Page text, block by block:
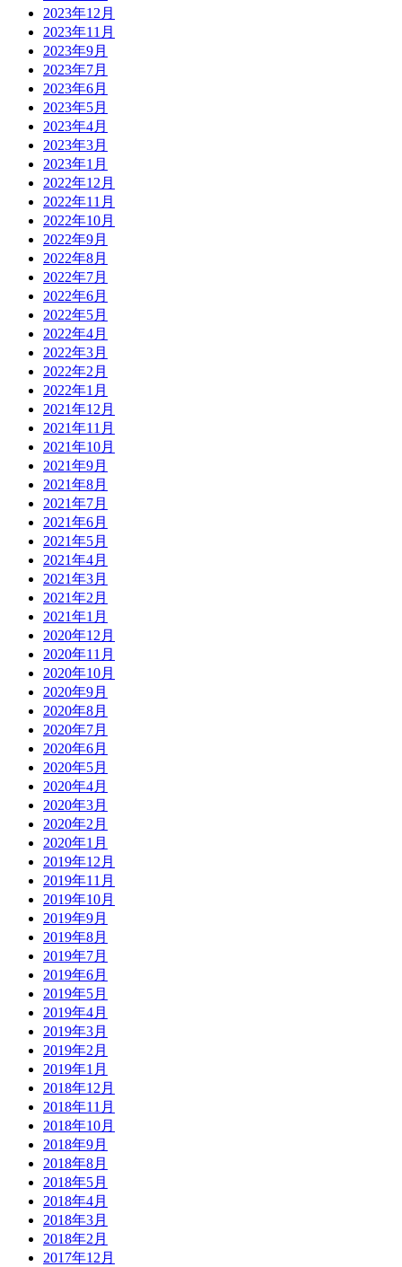
2023年12月
2023年11月
2023年9月
2023年7月
2023年6月
2023年5月
2023年4月
2023年3月
2023年1月
2022年12月
2022年11月
2022年10月
2022年9月
2022年8月
2022年7月
2022年6月
2022年5月
2022年4月
2022年3月
2022年2月
2022年1月
2021年12月
2021年11月
2021年10月
2021年9月
2021年8月
2021年7月
2021年6月
2021年5月
2021年4月
2021年3月
2021年2月
2021年1月
2020年12月
2020年11月
2020年10月
2020年9月
2020年8月
2020年7月
2020年6月
2020年5月
2020年4月
2020年3月
2020年2月
2020年1月
2019年12月
2019年11月
2019年10月
2019年9月
2019年8月
2019年7月
2019年6月
2019年5月
2019年4月
2019年3月
2019年2月
2019年1月
2018年12月
2018年11月
2018年10月
2018年9月
2018年8月
2018年5月
2018年4月
2018年3月
2018年2月
2017年12月